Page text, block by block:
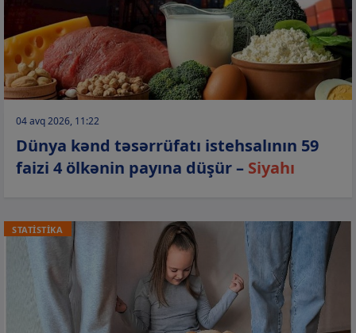
04 avq 2026, 11:22
Dünya kənd təsərrüfatı istehsalının 59
faizi 4 ölkənin payına düşür – Siyahı
STATİSTİKA